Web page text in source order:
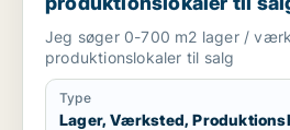
Storkøbenhavn
Jeg søger 0-700 m2 lager /
produktionslokaler til salg
Type
Lager, Værksted,